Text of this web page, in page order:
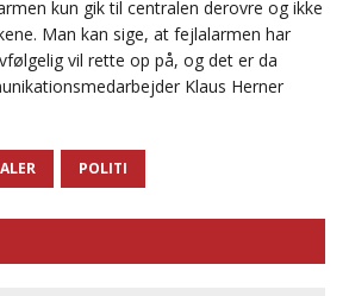
kun gik til centralen derovre og ikke
Man kan sige, at fejlalarmen har
vil rette op på, og det er da
Klaus Herner
POLITI